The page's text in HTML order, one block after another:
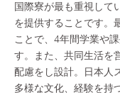
国際寮が最も重視して
を提供することです。
ことで、4年間学業や
す。また、共同生活を
配慮をし設計。日本人
多様な文化、経験を持